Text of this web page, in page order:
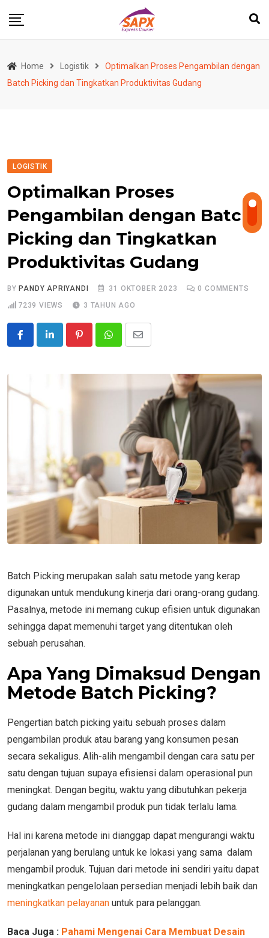
Home Logistik
Optimalkan Proses Pengambilan dengan
Batch Picking dan Tingkatkan Produktivitas Gudang
LOGISTIK
Optimalkan Proses
Pengambilan dengan Batch
Picking dan Tingkatkan
Produktivitas Gudang
BY PANDY APRIYANDI 31 OKTOBER 2023 0 COMMENTS
7239 VIEWS 3 TAHUN AGO
PinterestWhatsappShare
Email
Batch Picking merupakan salah satu metode yang kerap
digunakan untuk mendukung kinerja dari orang-orang gudang.
Pasalnya, metode ini memang cukup efisien untuk digunakan
sehingga dapat memenuhi target yang ditentukan oleh
sebuah perusahan.
Apa Yang Dimaksud Dengan
Metode Batch Picking?
Pengertian batch picking yaitu sebuah proses dalam
pengambilan produk atau barang yang konsumen pesan
secara sekaligus. Alih-alih mengambil dengan cara satu per
satu dengan tujuan supaya efisiensi dalam operasional pun
meningkat. Dengan begitu, waktu yang dibutuhkan pekerja
gudang dalam mengambil produk pun tidak terlalu lama.
Hal ini karena metode ini dianggap dapat mengurangi waktu
perjalanan yang berulang untuk ke lokasi yang sama dalam
mengambil produk. Tujuan dari metode ini sendiri yaitu dapat
meningkatkan pengelolaan persedian menjadi lebih baik dan
meningkatkan pelayanan untuk para pelanggan.
Baca Juga : Pahami Mengenai Cara Membuat Desain